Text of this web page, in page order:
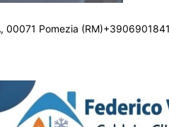
00071 Pomezia